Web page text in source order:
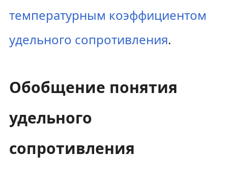
температурным коэффициентом
удельного сопротивления.
Обобщение понятия
удельного
сопротивления